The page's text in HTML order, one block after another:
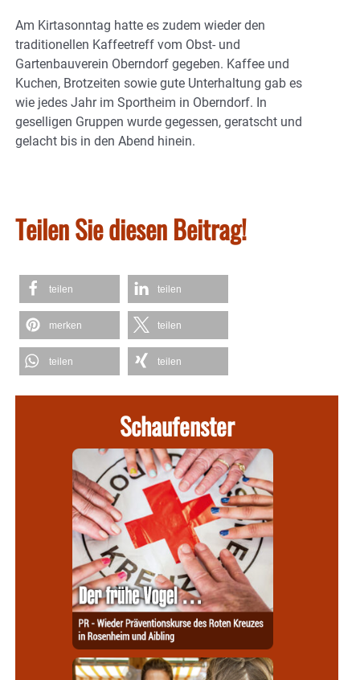
Am Kirtasonntag hatte es zudem wieder den
traditionellen Kaffeetreff vom Obst- und
Gartenbauverein Oberndorf gegeben. Kaffee und
Kuchen, Brotzeiten sowie gute Unterhaltung gab es
wie jedes Jahr im Sportheim in Oberndorf. In
geselligen Gruppen wurde gegessen, geratscht und
gelacht bis in den Abend hinein.
Teilen Sie diesen Beitrag!
teilen teilen
merken teilen
teilen teilen
Schaufenster